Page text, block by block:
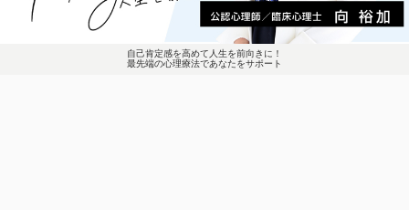
自己肯定感を高めて人生を前向きに！
最先端の心理療法であなたをサポート